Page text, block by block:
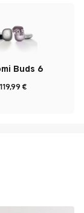
Buds 6
119,99 €
Current Price €119.99